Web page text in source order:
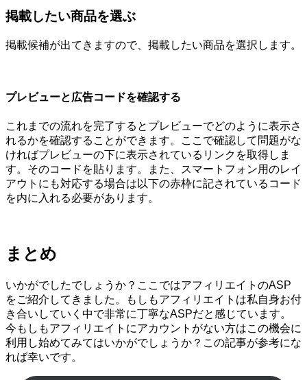
掲載したい商品を選ぶ
掲載候補が出てきますので、掲載したい商品を選択します。
プレビューと広告コードを確認する
これまでの流れを完了するとプレビューでどのように表示さ
れるかを確認することができます。ここで確認して問題がな
ければプレビューの下に表示されているリンクを取得しま
す。そのコードを貼ります。また、スマートフォン用のレイ
アウトにも対応する場合は以下の赤枠に記されているコード
を内に入れる必要があります。
まとめ
いかがでしたでしょうか？ここではアフィリエイトのASP
をご紹介してきました。もしもアフィリエイトは私自身お付
き合いしていく中で非常に丁寧なASPだと感じています。
今もしもアフィリエイトにアカウントがない方はこの機会に
利用し始めてみてはいかがでしょうか？この記事が参考にな
れば幸いです。